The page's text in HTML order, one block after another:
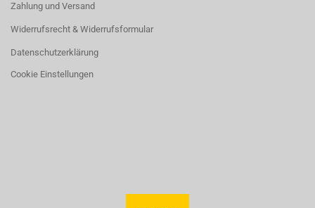
Zahlung und Versand
Widerrufsrecht & Widerrufsformular
Datenschutzerklärung
Cookie Einstellungen